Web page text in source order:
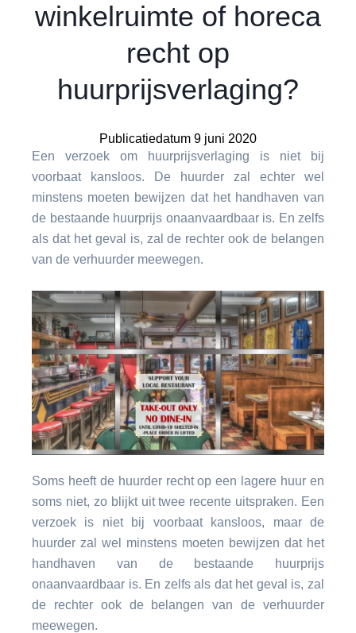
winkelruimte of horeca
recht op
huurprijsverlaging?
Publicatiedatum 9 juni 2020
Een verzoek om huurprijsverlaging is niet bij
voorbaat kansloos. De huurder zal echter wel
minstens moeten bewijzen dat het handhaven van
de bestaande huurprijs onaanvaardbaar is. En zelfs
als dat het geval is, zal de rechter ook de belangen
van de verhuurder meewegen.
Soms heeft de huurder recht op een lagere huur en
soms niet, zo blijkt uit twee recente uitspraken. Een
verzoek is niet bij voorbaat kansloos, maar de
huurder zal wel minstens moeten bewijzen dat het
handhaven van de bestaande huurprijs
onaanvaardbaar is. En zelfs als dat het geval is, zal
de rechter ook de belangen van de verhuurder
meewegen.